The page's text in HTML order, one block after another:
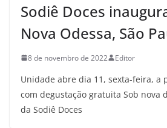
Sodiê Doces
Nova Odessa, São
8 de novembro de 2022 Editor
Unidade abre dia 11, sexta-feira, a
com degustação gratuita Sob nova
da Sodiê Doces